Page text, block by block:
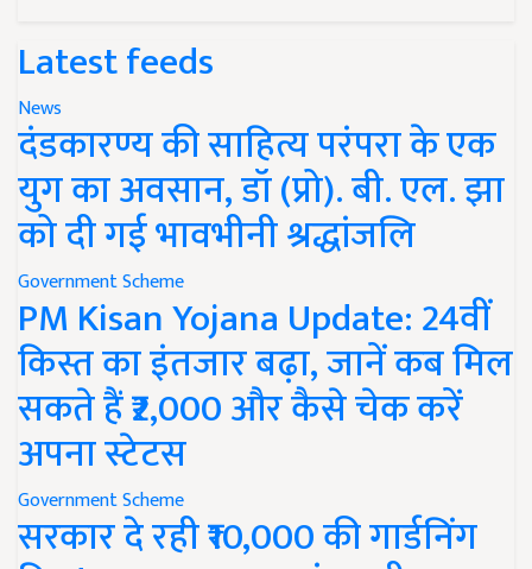
Latest feeds
News
दंडकारण्य की साहित्य परंपरा के एक
युग का अवसान, डॉ (प्रो). बी. एल. झा
को दी गई भावभीनी श्रद्धांजलि
Government Scheme
PM Kisan Yojana Update: 24वीं
किस्त का इंतजार बढ़ा, जानें कब मिल
सकते हैं ₹2,000 और कैसे चेक करें
अपना स्टेटस
Government Scheme
सरकार दे रही ₹10,000 की गार्डनिंग